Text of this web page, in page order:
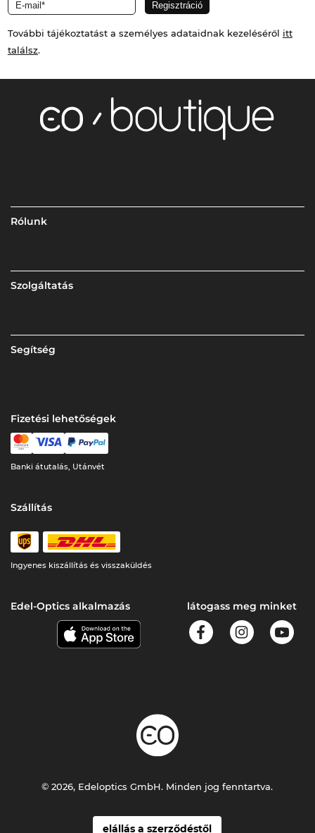
További tájékoztatást a személyes adataidnak kezeléséről itt
találsz.
Rólunk
Szolgáltatás
Segítség
Fizetési lehetőségek
Banki átutalás, Utánvét
Szállítás
Ingyenes kiszállítás és visszaküldés
Edel-Optics alkalmazás látogass meg minket
elállás a szerződéstől
© 2026, Edeloptics GmbH. Minden jog fenntartva.